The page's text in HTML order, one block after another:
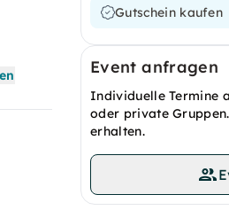
Gutschein kaufen
Event anfragen
Individuelle Termine
oder private
erhalten.